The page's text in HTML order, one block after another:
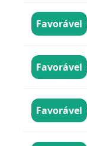
Favorável
Favorável
Favorável